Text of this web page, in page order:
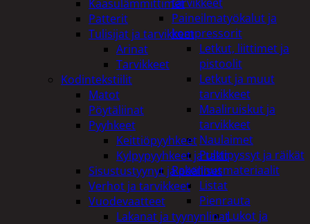
Paineilmatyökalut ja
kompressorit
Letkut, liittimet ja
pistoolit
Letkut ja muut
tarvikkeet
Maaliruiskut ja
tarvikkeet
Naulaimet
Pulttipyssyt ja räikät
Rakennusmateriaalit
Listat
Pienrauta
Lukot ja
Kaasulämmittimet
Patterit
Tulisijat ja tarvikkeet
Arinat
Tarvikkeet
Kodintekstiilit
Matot
Pöytäliinat
Pyyhkeet
Keittiöpyyhkeet
Kylpypyyhkeet ja takit
Sisustustyynyt ja päälliset
Verhot ja tarvikkeet
Vuodevaatteet
Lakanat ja tyynynlinat